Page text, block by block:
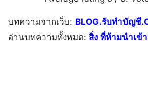
บทความจากเว็บ: BLOG.รับทำบัญชี
อ่านบทความทั้งหมด: สิ่ง ที่ห้ามนำเข้